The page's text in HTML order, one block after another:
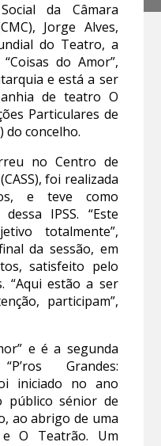
da Câmara
Jorge Alves,
do Teatro, a
do Amor”,
e está a ser
de teatro O
Particulares de
do concelho.
no Centro de
foi realizada
e teve como
IPSS. “Este
totalmente”,
da sessão, em
satisfeito pelo
“Aqui estão a ser
participam”,
e é a segunda
Grandes:
iniciado no ano
público sénior de
ao abrigo de uma
O Teatrão. Um